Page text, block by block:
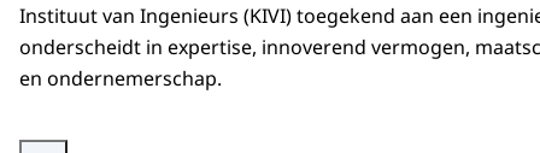
Instituut van Ingenieurs (KIVI) toegekend aan een
onderscheidt in expertise, innoverend vermogen,
en ondernemerschap.
Vergroot afbeelding Uitreiking tiende Prins Friso Ingenieursprijs